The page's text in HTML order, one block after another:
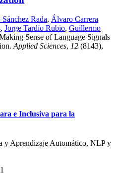
Rada, Álvaro Carrera
, Jorge Tardío Rubio, Guillermo
Sense of Language Signals
Applied Sciences, 12 (8143),
e Inclusiva para la
y Aprendizaje Automático, NLP y